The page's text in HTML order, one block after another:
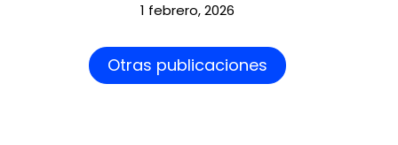
1 febrero, 2026
Otras publicaciones